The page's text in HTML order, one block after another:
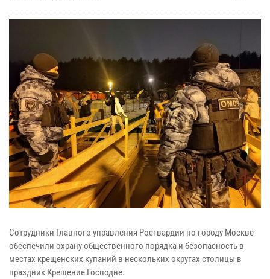
Сотрудники Главного управления Росгвардии по городу Москве
обеспечили охрану общественного порядка и безопасность в
местах крещенских купаний в нескольких округах столицы в
праздник Крещение Господне.